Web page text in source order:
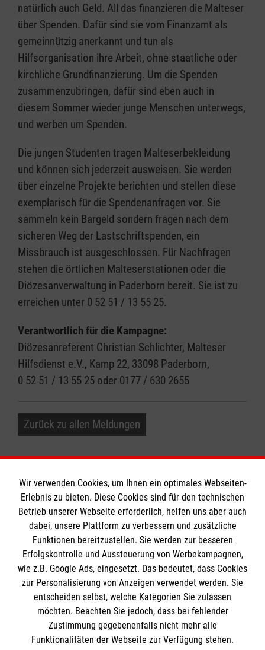
natürlich auch Geld. All das finanzieren die Malteser
über Spenden. Dafür sind sie vom Finanzamt als
gemeinnützig anerkannt und tun als
Hilfsorganisation ihre Arbeit, ohne staatliche oder
kirchliche Grundfinanzierung. Um die Spenden
zusammenzubringen, dafür sind eben auch in
diesem Sommer wieder junge Menschen unterwegs,
und werben um Spenden.
Die jungen Studenten tragen Malteserbekleidung
und können sich jederzeit ausweisen. Sie werden
über einzelne Projekte berichten und stellen diese
exemplarisch für die Spendenanfragen vor. Sie
sammeln kein Bargeld sondern fragen nach dem
sicheren Weg der Lastschriftspenden, ein
Missbrauch ist ausgeschlossen. Für Nachfragen
stehen die örtlichen Malteserstationen oder die
Diözesanverwaltung in Paderborn bereit. Sie ist zu
erreichen unter 0 52 51 / 13 55 25.
Verantwortlich für die Kampagne:
Diözesanreferent Christian Schlichter, Malteser
Hilfsdienst e.V., Kamp 22, 33098 Paderborn,
0 52 51 / 13 55 25 oder 0177 / 630 2655
Zurück zu allen Meldungen
Informationen
Impressum
Datenschutz
Kontakt
Barrierefreiheit
Die Malteser
Malteser in Deutschland
Malteserorden
Spendenkonto
Wir verwenden Cookies, um Ihnen ein optimales Webseiten-
Erlebnis zu bieten. Diese Cookies sind für den technischen
Betrieb unserer Webseite erforderlich, helfen uns aber auch
dabei, unsere Plattform zu verbessern und zusätzliche
Funktionen bereitzustellen. Sie werden zur besseren
Erfolgskontrolle und Aussteuerung von Werbekampagnen,
wie z.B. Google Ads, eingesetzt. Das bedeutet, dass Cookies
zur Personalisierung von Anzeigen verwendet werden. Sie
entscheiden selbst, welche Kategorien Sie zulassen
möchten. Beachten Sie jedoch, dass bei fehlender
Zustimmung gegebenenfalls nicht mehr alle
Funktionalitäten der Webseite zur Verfügung stehen.